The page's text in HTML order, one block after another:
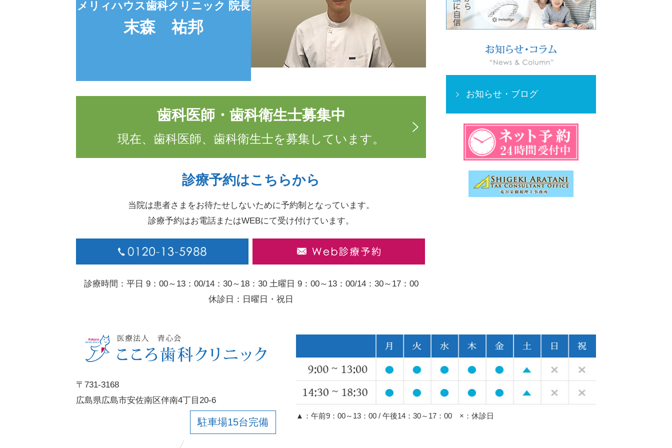
メリィハウス歯科クリニック 院長
末森 祐邦
歯科医師・歯科衛生士募集中
現在、歯科医師、歯科衛生士を募集しています。
診療予約はこちらから
当院は患者さまをお待たせしないために予約制となっています。
診療予約はお電話またはWEBにて受け付けています。
診療時間：平日 9：00～13：00/14：30～18：30 土曜日 9：00～13：00/14：30～17：00
休診日：日曜日・祝日
お知らせ・ ブログ
〒731-3168
広島県広島市安佐南区伴南4丁目20-6
駐車場15台完備
▲：午前9：00～13：00 / 午後14：30～17：00 ×：休診日